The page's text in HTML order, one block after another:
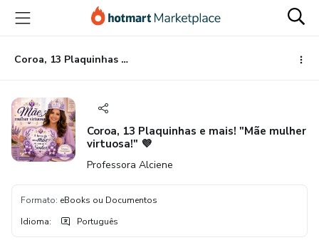
para
conteúdo
principal
para
pagamento
para
rodapé
Coroa, 13 Plaquinhas e mais! "Mãe mulher virtuosa!" 💜
Coroa, 13 Plaquinhas e mais! "Mãe mulher
virtuosa!" 💜
Professora Alciene
Formato: eBooks ou Documentos
Idioma: Português